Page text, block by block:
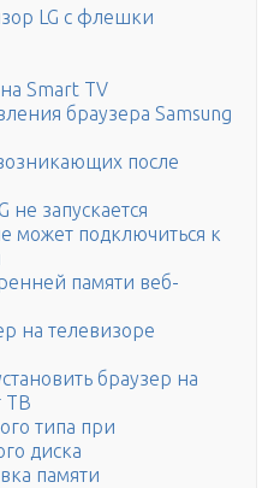
LG с флешки
Smart TV
браузера Samsung
после
не запускается
может подключиться к
памяти веб-
на телевизоре
браузер на
ТВ
типа при
диска
памяти